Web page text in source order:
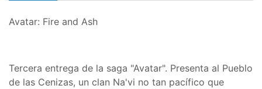
Avatar: Fire and Ash
Tercera entrega de la saga "Avatar". Presenta al Pueblo
de las Cenizas, un clan Na'vi no tan pacífico que